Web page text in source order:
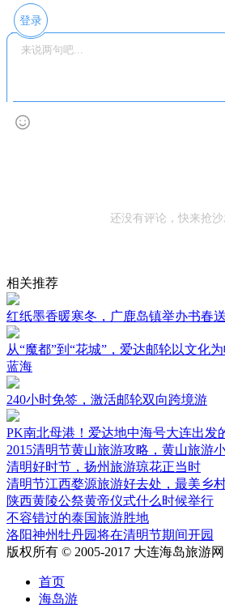
登录
还没有评论，快来抢
相关推荐
红纸墨香暖寒冬，广鹿岛镇举办书春
从“魔都”到“花城”，爱达邮轮以文化
蓝海
240小时免签，激活邮轮双向跨境游
PK南北母港！爱达地中海号大连出发
2015清明节黄山旅游攻略，黄山旅游
清明好时节，扬州旅游琼花正当时
清明节江西婺源旅游好去处，最美乡
陕西黄陵公祭黄帝仪式什么时候举行
不容错过的泰国旅游胜地
洛阳神州牡丹园将在清明节期间开园
版权所有 © 2005-2017 大连海岛旅游网
首页
海岛游